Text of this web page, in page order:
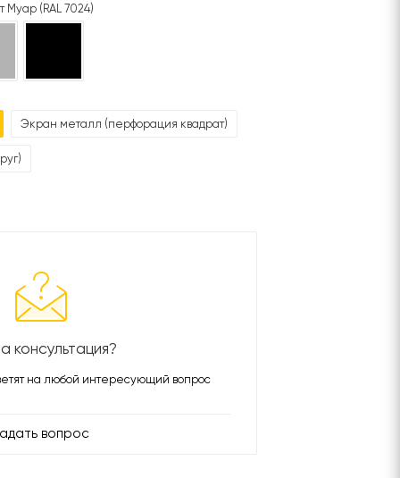
Муар (RAL 7024)
Экран металл (перфорация квадрат)
консультация?
на любой интересующий вопрос
вопрос